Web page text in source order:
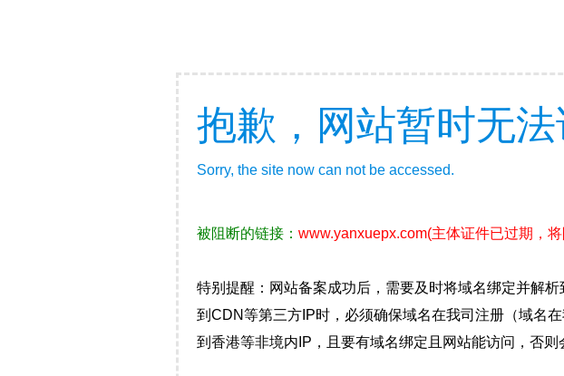
抱歉，网站暂时无法
Sorry, the site now can not be accessed.
被阻断的链接： www.yanxuepx.com(主体证件已过期，
特别提醒：网站备案成功后，需要及时将域名绑定并解
到CDN等第三方IP时，必须确保域名在我司注册（域名
到香港等非境内IP，且要有域名绑定且网站能访问，否